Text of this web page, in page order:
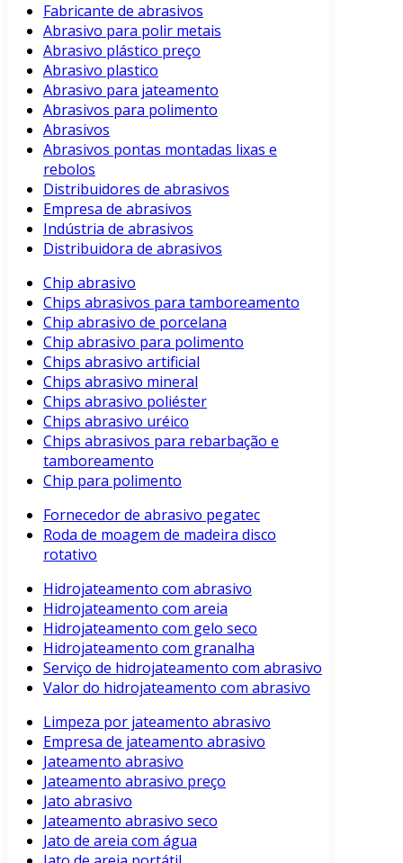
Fabricante de abrasivos
Abrasivo para polir metais
Abrasivo plástico preço
Abrasivo plastico
Abrasivo para jateamento
Abrasivos para polimento
Abrasivos
Abrasivos pontas montadas lixas e
rebolos
Distribuidores de abrasivos
Empresa de abrasivos
Indústria de abrasivos
Distribuidora de abrasivos
Chip abrasivo
Chips abrasivos para tamboreamento
Chip abrasivo de porcelana
Chip abrasivo para polimento
Chips abrasivo artificial
Chips abrasivo mineral
Chips abrasivo poliéster
Chips abrasivo uréico
Chips abrasivos para rebarbação e
tamboreamento
Chip para polimento
Fornecedor de abrasivo pegatec
Roda de moagem de madeira disco
rotativo
Hidrojateamento com abrasivo
Hidrojateamento com areia
Hidrojateamento com gelo seco
Hidrojateamento com granalha
Serviço de hidrojateamento com abrasivo
Valor do hidrojateamento com abrasivo
Limpeza por jateamento abrasivo
Empresa de jateamento abrasivo
Jateamento abrasivo
Jateamento abrasivo preço
Jato abrasivo
Jateamento abrasivo seco
Jato de areia com água